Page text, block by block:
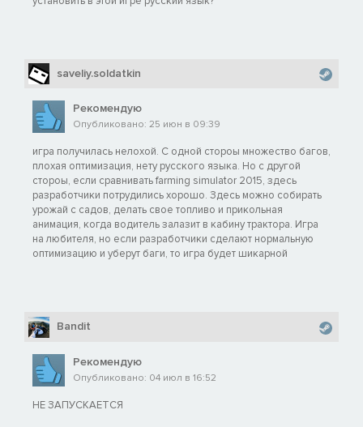
saveliy.soldatkin
Рекомендую
Опубликовано: 25 июн в 09:39
игра получилась нелохой. С одной стороы множество багов,
плохая оптимизация, нету русского языка. Но с другой
стороы, если сравнивать farming simulator 2015, здесь
разработчики потрудились хорошо. Здесь можно собирать
урожай с садов, делать свое топливо и прикольная
анимация, когда водитель залазит в кабину трактора. Игра
на любителя, но если разработчики сделают нормальную
оптимизацию и уберут баги, то игра будет шикарной
Bandit
Рекомендую
Опубликовано: 04 июл в 16:52
НЕ ЗАПУСКАЕТСЯ